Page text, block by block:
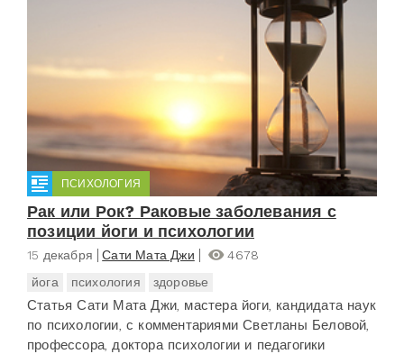
ПСИХОЛОГИЯ
Рак или Рок? Раковые заболевания с
позиции йоги и психологии
15 декабря Сати Мата Джи
4678
йога
психология здоровье
Статья Сати Мата Джи, мастера йоги, кандидата наук
по психологии, с комментариями Светланы Беловой,
профессора, доктора психологии и педагогики